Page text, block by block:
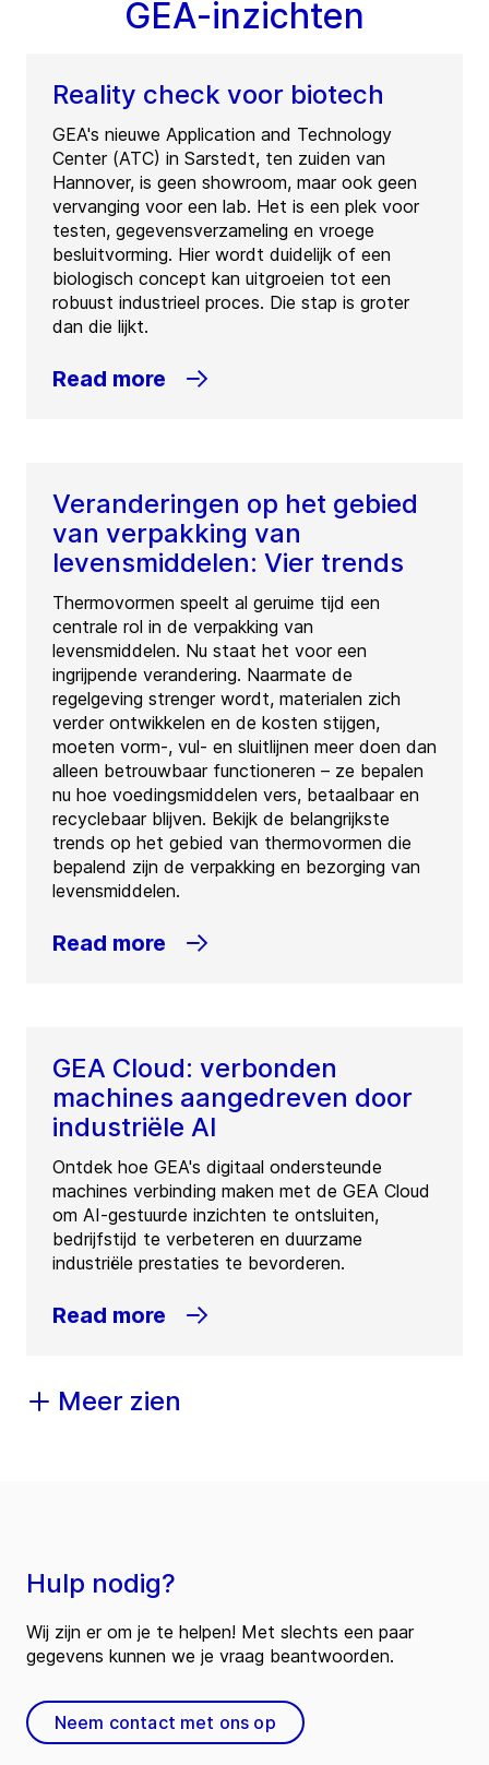
GEA-inzichten
Reality check voor biotech
GEA's nieuwe Application and Technology
Center (ATC) in Sarstedt, ten zuiden van
Hannover, is geen showroom, maar ook geen
vervanging voor een lab. Het is een plek voor
testen, gegevensverzameling en vroege
besluitvorming. Hier wordt duidelijk of een
biologisch concept kan uitgroeien tot een
robuust industrieel proces. Die stap is groter
dan die lijkt.
Read more
Veranderingen op het gebied
van verpakking van
levensmiddelen: Vier trends
Thermovormen speelt al geruime tijd een
centrale rol in de verpakking van
levensmiddelen. Nu staat het voor een
ingrijpende verandering. Naarmate de
regelgeving strenger wordt, materialen zich
verder ontwikkelen en de kosten stijgen,
moeten vorm-, vul- en sluitlijnen meer doen dan
alleen betrouwbaar functioneren – ze bepalen
nu hoe voedingsmiddelen vers, betaalbaar en
recyclebaar blijven. Bekijk de belangrijkste
trends op het gebied van thermovormen die
bepalend zijn de verpakking en bezorging van
levensmiddelen.
Read more
GEA Cloud: verbonden
machines aangedreven door
industriële AI
Ontdek hoe GEA's digitaal ondersteunde
machines verbinding maken met de GEA Cloud
om AI-gestuurde inzichten te ontsluiten,
bedrijfstijd te verbeteren en duurzame
industriële prestaties te bevorderen.
Read more
Meer zien
Hulp nodig?
Wij zijn er om je te helpen! Met slechts een paar
gegevens kunnen we je vraag beantwoorden.
Neem contact met ons op